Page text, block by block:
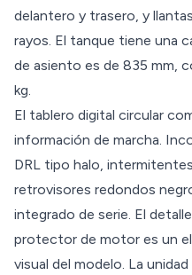
delantero y trasero, y
rayos. El tanque tiene una
de asiento es de 835 mm,
kg.
El tablero digital circular
información de marcha.
DRL tipo halo,
retrovisores redondos
integrado de serie. El
protector de motor es un
visual del modelo. La